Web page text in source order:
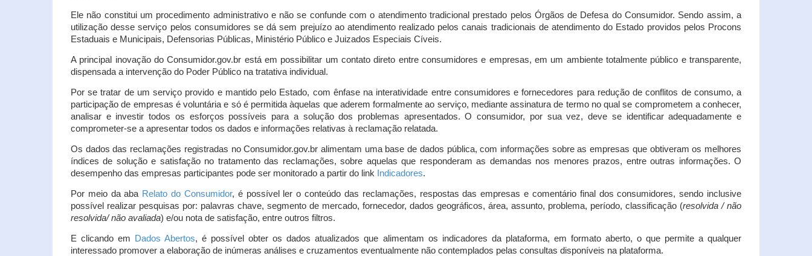
Ele não constitui um procedimento administrativo e não se confunde com o atendimento tradicional prestado pelos Órgãos de Defesa do Consumidor. Sendo assim, a
utilização desse serviço pelos consumidores se dá sem prejuízo ao atendimento realizado pelos canais tradicionais de atendimento do Estado providos pelos Procons
Estaduais e Municipais, Defensorias Públicas, Ministério Público e Juizados Especiais Cíveis.
A principal inovação do Consumidor.gov.br está em possibilitar um contato direto entre consumidores e empresas, em um ambiente totalmente público e transparente,
dispensada a intervenção do Poder Público na tratativa individual.
Por se tratar de um serviço provido e mantido pelo Estado, com ênfase na interatividade entre consumidores e fornecedores para redução de conflitos de consumo, a
participação de empresas é voluntária e só é permitida àquelas que aderem formalmente ao serviço, mediante assinatura de termo no qual se comprometem a conhecer,
analisar e investir todos os esforços possíveis para a solução dos problemas apresentados. O consumidor, por sua vez, deve se identificar adequadamente e
comprometer-se a apresentar todos os dados e informações relativas à reclamação relatada.
Os dados das reclamações registradas no Consumidor.gov.br alimentam uma base de dados pública, com informações sobre as empresas que obtiveram os melhores
índices de solução e satisfação no tratamento das reclamações, sobre aquelas que responderam as demandas nos menores prazos, entre outras informações. O
desempenho das empresas participantes pode ser monitorado a partir do link
Indicadores.
Por meio da aba Relato do Consumidor, é possível ler o conteúdo das reclamações, respostas das empresas e comentário final dos consumidores, sendo inclusive
possível realizar pesquisas por: palavras chave, segmento de mercado, fornecedor, dados geográficos, área, assunto, problema, período, classificação (resolvida / não
resolvida/ não avaliada) e/ou nota de satisfação, entre outros filtros.
E clicando em Dados Abertos, é possível obter os dados atualizados que alimentam os indicadores da plataforma, em formato aberto, o que permite a qualquer
interessado promover a elaboração de inúmeras análises e cruzamentos eventualmente não contemplados pelas consultas disponíveis na plataforma.